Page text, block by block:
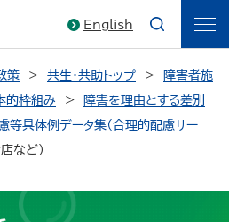
English
策 共生・共助トップ
障害者施
的枠組み
障害を理由とする差別
等具体例データ集（合理的配慮サー
店など)